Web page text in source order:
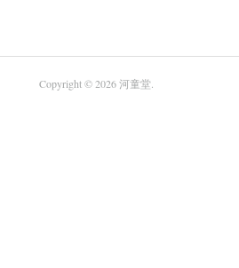
Copyright ©2026 河童堂.